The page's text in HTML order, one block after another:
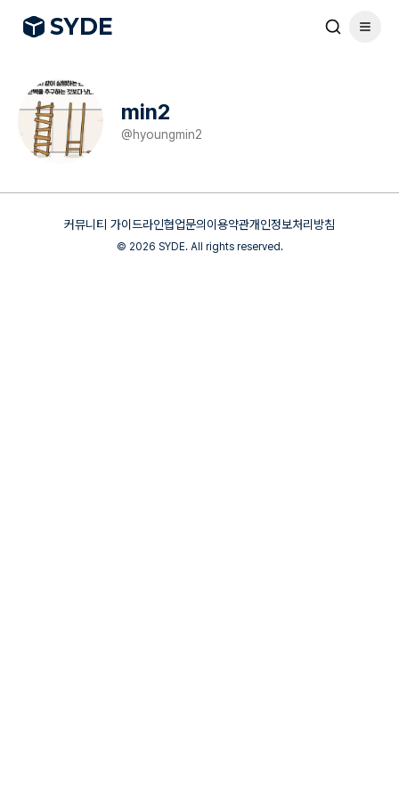
SYDE
min2
@hyoungmin2
커뮤니티 가이드라인협업문의 이용약관개인정보처리방침
© 2026 SYDE. All rights reserved.